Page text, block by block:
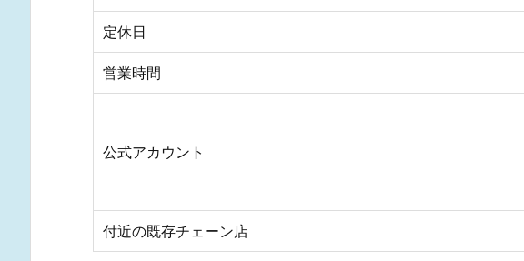
定休日
営業時間
公式アカウント
付近の既存チェーン店